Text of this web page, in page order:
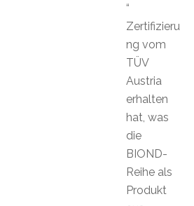
“
Zertifizieru
ng vom
TÜV
Austria
erhalten
hat, was
die
BIOND-
Reihe als
Produkt